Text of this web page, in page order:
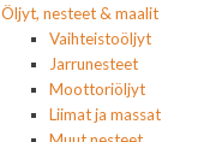
Öljyt, nesteet & maalit
Vaihteistoöljyt
Jarrunesteet
Moottoriöljyt
Liimat ja massat